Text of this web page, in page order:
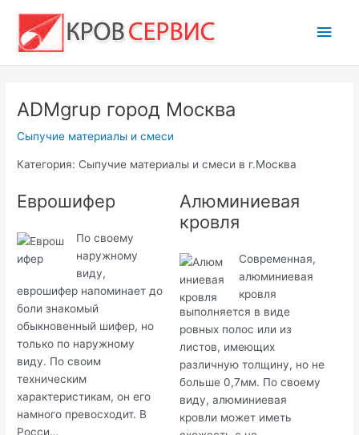
содержимому
ADMgrup город Москва
Сыпучие материалы и смеси
Категория: Сыпучие материалы и смеси в г.Москва
Еврошифер
По своему
наружному
виду,
еврошифер напоминает до
боли знакомый
обыкновенный шифер, но
только по наружному
виду. По своим
техническим
характеристикам, он его
намного превосходит. В
Росси…
Алюминиевая
кровля
Современная,
алюминиевая
кровля
выполняется в виде
ровных полос или из
листов, имеющих
различную толщину, но не
больше 0,7мм. По своему
виду, алюминиевая
кровли может иметь